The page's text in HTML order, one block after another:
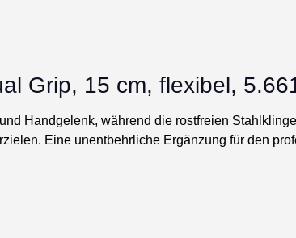
Grip, 15 cm, flexibel,
Handgelenk, während die rostfreien
Eine unentbehrliche Ergänzung für den